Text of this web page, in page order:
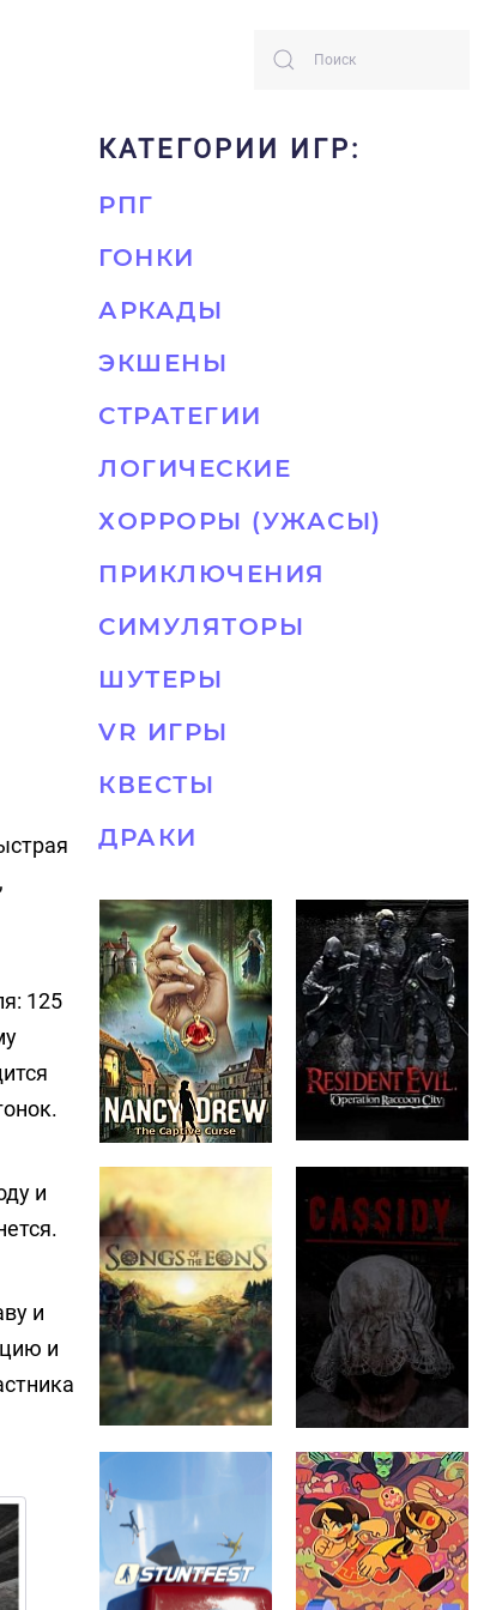
125
и
и
и
КАТЕГОРИИ ИГР:
РПГ
ГОНКИ
АРКАДЫ
ЭКШЕНЫ
СТРАТЕГИИ
ЛОГИЧЕСКИЕ
ХОРРОРЫ (УЖАСЫ)
ПРИКЛЮЧЕНИЯ
СИМУЛЯТОРЫ
ШУТЕРЫ
VR ИГРЫ
КВЕСТЫ
ДРАКИ